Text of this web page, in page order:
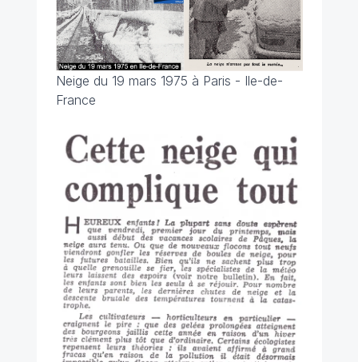
Neige du 19 mars 1975 à Paris - Ile-de-
France